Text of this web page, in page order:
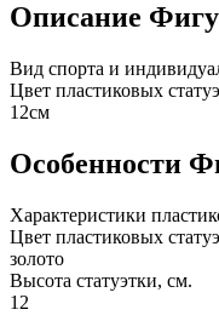
Описание
Вид спорта и
Цвет пластиковых
12см
Особенности
Характеристики
Цвет пластиковых
золото
Высота статуэтки, см.
12